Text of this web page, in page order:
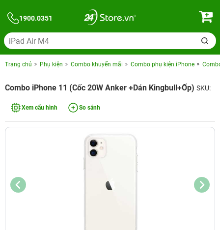
1900.0351
Trang chủ Phụ kiện Combo khuyến mãi Combo phụ kiện iPhone
Combo iPhone 11 (Cốc 20W Anker +Dán Kingbull+Ốp) SKU:
Xem cấu hình So sánh